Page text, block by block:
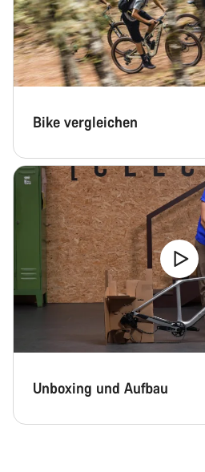
Bike vergleichen
Unboxing und Aufbau